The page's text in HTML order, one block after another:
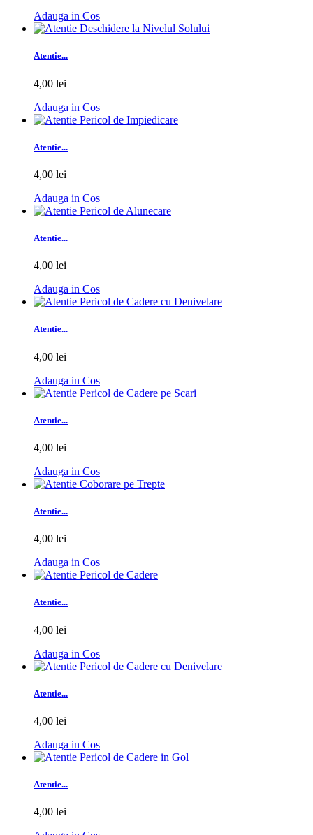
Adauga in Cos
Atentie...
4,00 lei
Adauga in Cos
Atentie...
4,00 lei
Adauga in Cos
Atentie...
4,00 lei
Adauga in Cos
Atentie...
4,00 lei
Adauga in Cos
Atentie...
4,00 lei
Adauga in Cos
Atentie...
4,00 lei
Adauga in Cos
Atentie...
4,00 lei
Adauga in Cos
Atentie...
4,00 lei
Adauga in Cos
Atentie...
4,00 lei